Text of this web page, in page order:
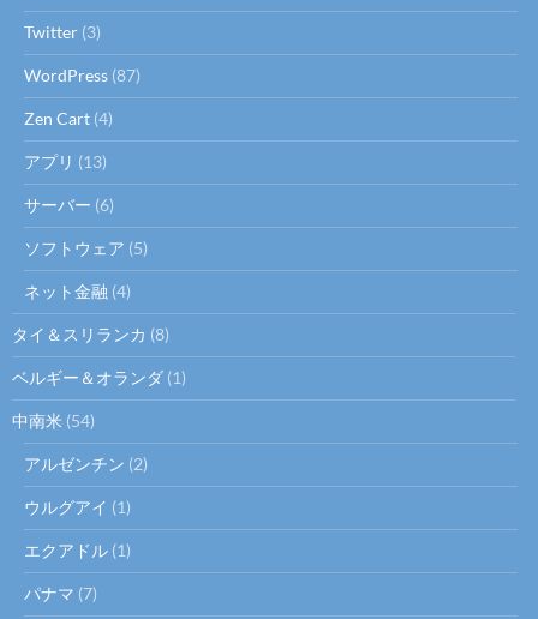
Twitter (3)
WordPress (87)
Zen Cart (4)
アプリ (13)
サーバー (6)
ソフトウェア (5)
ネット金融 (4)
タイ＆スリランカ (8)
ベルギー＆オランダ (1)
中南米 (54)
アルゼンチン (2)
ウルグアイ (1)
エクアドル (1)
パナマ (7)